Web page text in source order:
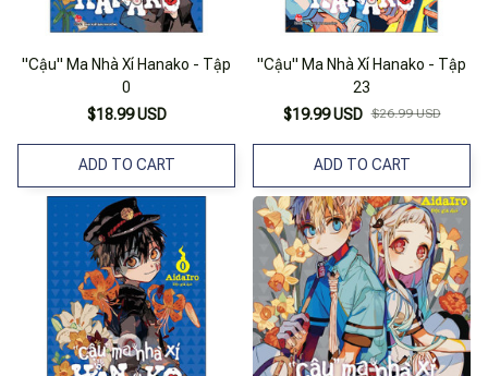
"Cậu" Ma Nhà Xí Hanako - Tập
0
$18.99 USD
ADD TO CART
"Cậu" Ma Nhà Xí Hanako - Tập
23
$19.99 USD $26.99 USD
ADD TO CART